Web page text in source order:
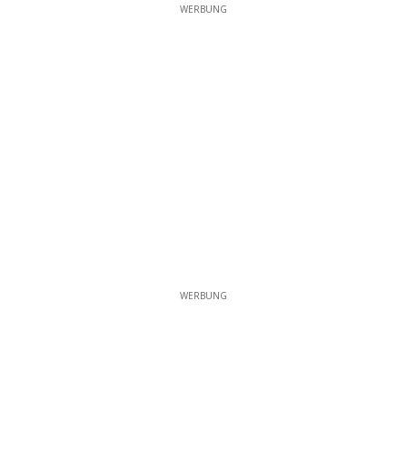
WERBUNG
WERBUNG